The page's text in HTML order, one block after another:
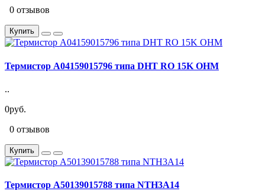
0 отзывов
Купить
Термистор A04159015796 типа DHT RO 15K OHM
..
0руб.
0 отзывов
Купить
Термистор A50139015788 типа NTH3A14